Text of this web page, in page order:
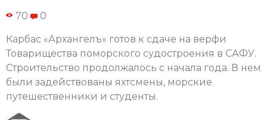
70 0
Карбас «Архангелъ» готов к сдаче на верфи
Товарищества поморского судостроения в САФУ.
Строительство продолжалось с начала года. В нем
были задействованы яхтсмены, морские
путешественники и студенты.